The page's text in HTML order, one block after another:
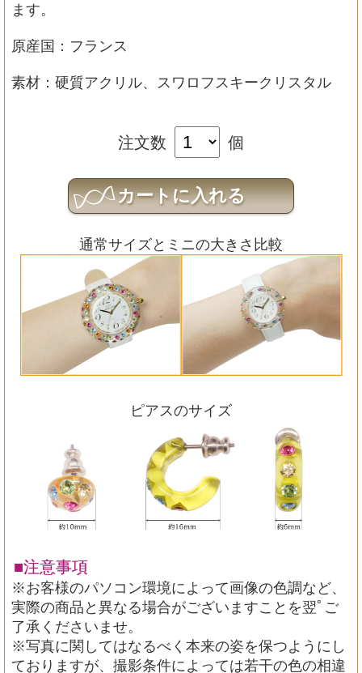
ます。
原産国：フランス
素材：硬質アクリル、スワロフスキークリスタル
注文数 個
通常サイズとミニの大きさ比較
ピアスのサイズ
■注意事項
※お客様のパソコン環境によって画像の色調など、
実際の商品と異なる場合がございますことを翌ﾟご
了承くださいませ。
※写真に関してはなるべく本来の姿を保つようにし
ておりますが、撮影条件によっては若干の色の相違